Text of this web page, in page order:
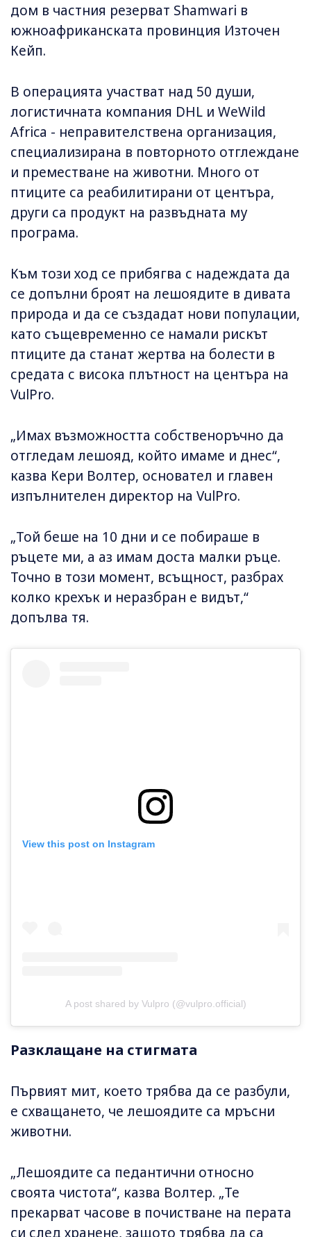
дом в частния резерват Shamwari в
южноафриканската провинция Източен
Кейп.
В операцията участват над 50 души,
логистичната компания DHL и WeWild
Africa - неправителствена организация,
специализирана в повторното отглеждане
и преместване на животни. Много от
птиците са реабилитирани от центъра,
други са продукт на развъдната му
програма.
Към този ход се прибягва с надеждата да
се допълни броят на лешоядите в дивата
природа и да се създадат нови популации,
като същевременно се намали рискът
птиците да станат жертва на болести в
средата с висока плътност на центъра на
VulPro.
„Имах възможността собственоръчно да
отгледам лешояд, който имаме и днес“,
казва Кери Волтер, основател и главен
изпълнителен директор на VulPro.
„Той беше на 10 дни и се побираше в
ръцете ми, а аз имам доста малки ръце.
Точно в този момент, всъщност, разбрах
колко крехък и неразбран е видът,“
допълва тя.
View this post on Instagram
A post shared by Vulpro (@vulpro.official)
Разклащане на стигмата
Първият мит, което трябва да се разбули,
е схващането, че лешоядите са мръсни
животни.
„Лешоядите са педантични относно
своята чистота“, казва Волтер. „Те
прекарват часове в почистване на перата
си след хранене, защото трябва да са